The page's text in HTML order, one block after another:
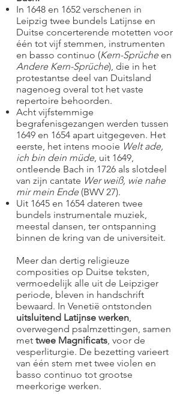
In 1648 en 1652 verschenen in
Leipzig twee bundels Latijnse en
Duitse concerterende motetten voor
één tot vijf stemmen, instrumenten
en basso continuo (Kern-Sprücheen
Andere Kern-Sprüche), die in het
protestantse deel van Duitsland
nagenoeg overal tot het vaste
repertoire behoorden.
Acht vijfstemmige
begrafenisgezangen werden tussen
1649 en 1654 apart uitgegeven. Het
eerste, het intens mooie Welt ade,
ich bin dein müde, uit 1649,
ontleende Bach in 1726 als slotdeel
van zijn cantate Wer weiß, wie nahe
mir mein Ende(BWV 27).
Uit 1645 en 1654 dateren twee
bundels instrumentale muziek,
meestal dansen, ter ontspanning
binnen de kring van de universiteit.
Meer dan dertig religieuze
composities op Duitse teksten,
vermoedelijk alle uit de Leipziger
periode, bleven in handschrift
bewaard. In Venetië ontstonden
uitsluitend Latijnse werken,
overwegend psalmzettingen, samen
met twee Magnificats, voor de
vesperliturgie. De bezetting varieert
van één stem met twee violen en
basso continuo tot grootse
meerkorige werken.